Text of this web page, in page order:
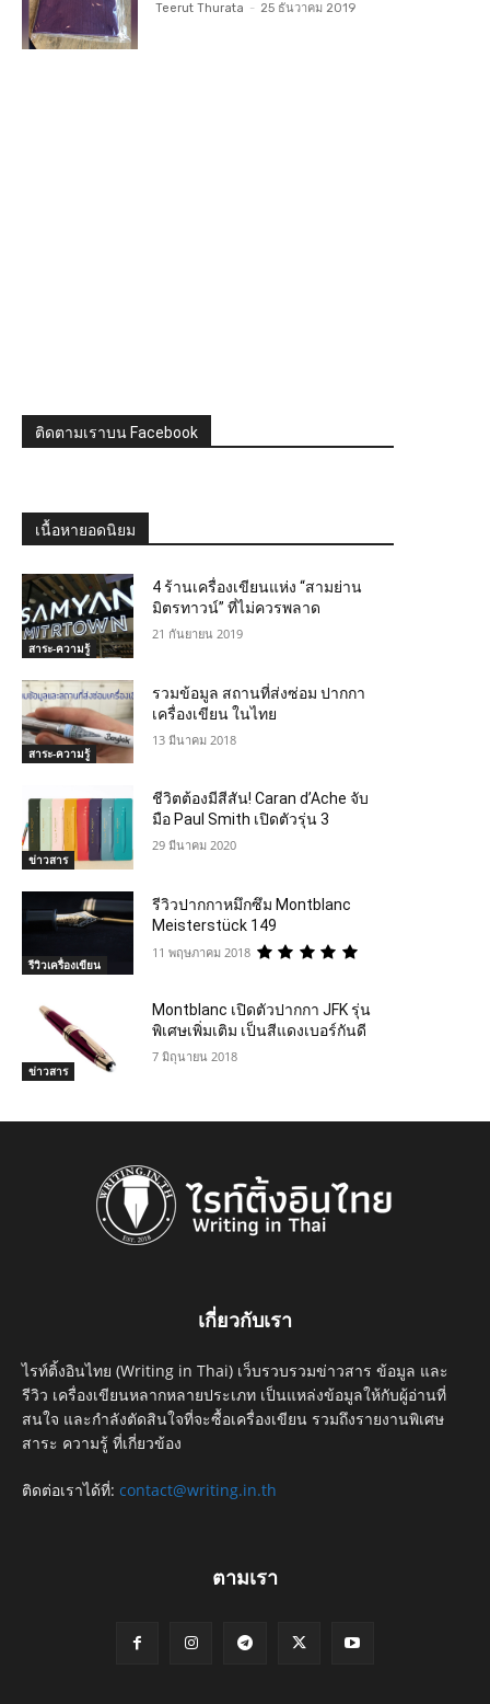
Teerut Thurata - 25 ธันวาคม 2019
ติดตามเราบน Facebook
เนื้อหายอดนิยม
สาระ-ความรู้
4 ร้านเครื่องเขียนแห่ง “สามย่าน
มิตรทาวน์” ที่ไม่ควรพลาด
21 กันยายน 2019
สาระ-ความรู้
รวมข้อมูล สถานที่ส่งซ่อม ปากกา
เครื่องเขียน ในไทย
13 มีนาคม 2018
ข่าวสาร
ชีวิตต้องมีสีสัน! Caran d’Ache จับ
มือ Paul Smith เปิดตัวรุ่น 3
29 มีนาคม 2020
รีวิวเครื่องเขียน
รีวิวปากกาหมึกซึม Montblanc
Meisterstück 149
11 พฤษภาคม 2018
ข่าวสาร
Montblanc เปิดตัวปากกา JFK รุ่น
พิเศษเพิ่มเติม เป็นสีแดงเบอร์กันดี
7 มิถุนายน 2018
เกี่ยวกับเรา
ไรท์ติ้งอินไทย (Writing in Thai) เว็บรวบรวมข่าวสาร ข้อมูล และ
รีวิว เครื่องเขียนหลากหลายประเภท เป็นแหล่งข้อมูลให้กับผู้อ่านที่
สนใจ และกำลังตัดสินใจที่จะซื้อเครื่องเขียน รวมถึงรายงานพิเศษ
สาระ ความรู้ ที่เกี่ยวข้อง
ติดต่อเราได้ที่: contact@writing.in.th
ตามเรา